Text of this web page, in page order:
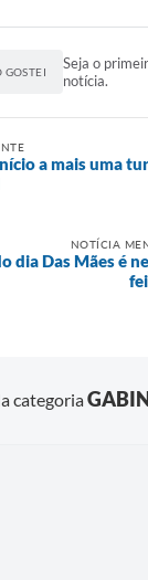
GOSTEI
Seja o
notícia.
a mais uma
NOTÍCIA
dia Das Mães é
categoria